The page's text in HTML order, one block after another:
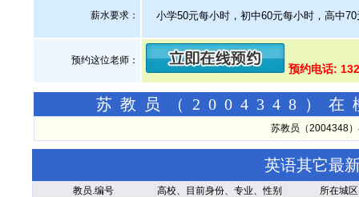
薪水要求： 小学50元每小时，初中60元每小时，高中
预约这位老师：
预约电话:
苏教员（2004348）在
苏教员（2004348
英语其它最
教员.编号 高校、目前身份、专业、性别 所在城区